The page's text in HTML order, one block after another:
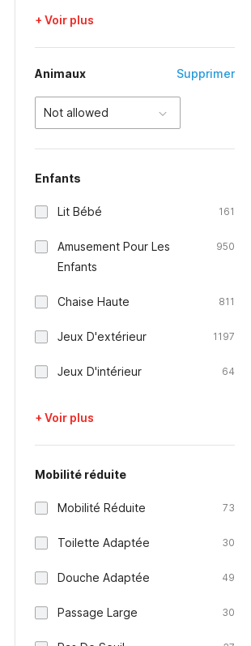
+ Voir plus
Animaux Supprimer
Not allowed
Enfants
Lit Bébé 161
Amusement Pour Les
Enfants
950
Chaise Haute 811
Jeux D'extérieur 1197
Jeux D'intérieur 64
+ Voir plus
Mobilité réduite
Mobilité Réduite 73
Toilette Adaptée 30
Douche Adaptée 49
Passage Large 30